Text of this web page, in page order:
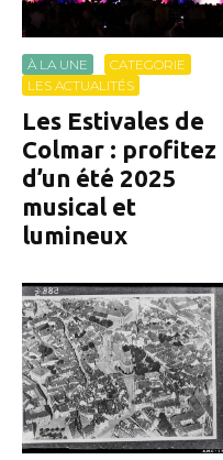
À LA UNE
CATEGORIE
LES ACTUALITÉS
Les Estivales de
Colmar : profitez
d’un été 2025
musical et
lumineux